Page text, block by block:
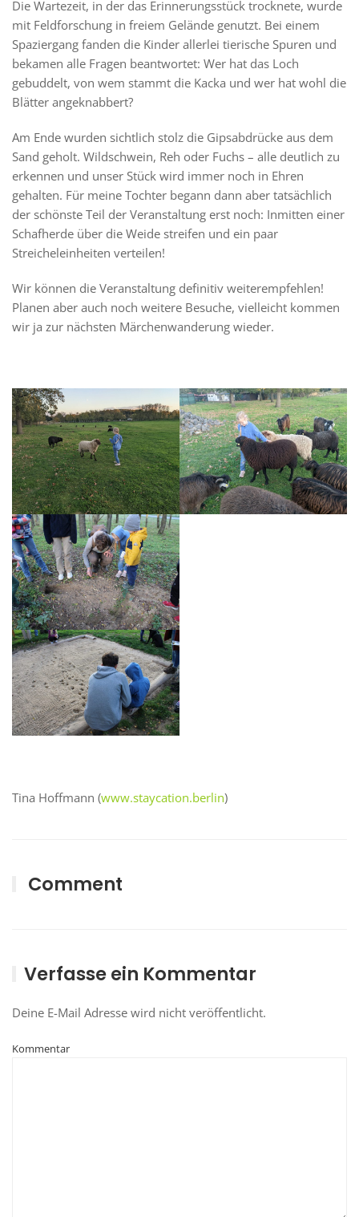
Die Wartezeit, in der das Erinnerungsstück trocknete, wurde
mit Feldforschung in freiem Gelände genutzt. Bei einem
Spaziergang fanden die Kinder allerlei tierische Spuren und
bekamen alle Fragen beantwortet: Wer hat das Loch
gebuddelt, von wem stammt die Kacka und wer hat wohl die
Blätter angeknabbert?
Am Ende wurden sichtlich stolz die Gipsabdrücke aus dem
Sand geholt. Wildschwein, Reh oder Fuchs – alle deutlich zu
erkennen und unser Stück wird immer noch in Ehren
gehalten. Für meine Tochter begann dann aber tatsächlich
der schönste Teil der Veranstaltung erst noch: Inmitten einer
Schafherde über die Weide streifen und ein paar
Streicheleinheiten verteilen!
Wir können die Veranstaltung definitiv weiterempfehlen!
Planen aber auch noch weitere Besuche, vielleicht kommen
wir ja zur nächsten Märchenwanderung wieder.
Tina Hoffmann (www.staycation.berlin)
Comment
Verfasse ein Kommentar
Deine E-Mail Adresse wird nicht veröffentlicht.
Kommentar